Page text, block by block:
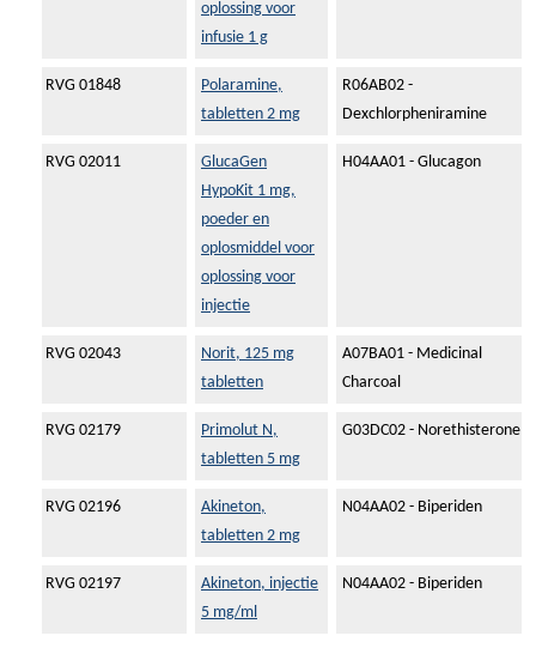
oplossing voor
infusie 1 g
RVG 01848
Polaramine,
tabletten 2 mg
R06AB02 -
Dexchlorpheniramine
RVG 02011
GlucaGen
HypoKit 1 mg,
poeder en
oplosmiddel voor
oplossing voor
injectie
H04AA01 - Glucagon
RVG 02043
Norit, 125 mg
tabletten
A07BA01 - Medicinal
Charcoal
RVG 02179
Primolut N,
tabletten 5 mg
G03DC02 - Norethisterone
RVG 02196
Akineton,
tabletten 2 mg
N04AA02 - Biperiden
RVG 02197
Akineton, injectie
5 mg/ml
N04AA02 - Biperiden